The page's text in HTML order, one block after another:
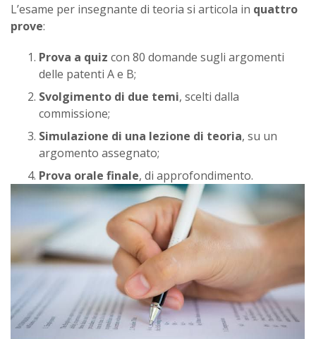
L’esame per insegnante di teoria si articola in quattro
prove:
Prova a quiz con 80 domande sugli argomenti
delle patenti A e B;
Svolgimento di due temi, scelti dalla
commissione;
Simulazione di una lezione di teoria, su un
argomento assegnato;
Prova orale finale, di approfondimento.